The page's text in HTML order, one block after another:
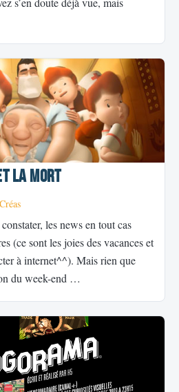
la mort
les news en tout cas
(ce sont les joies des vacances et
à internet^^). Mais rien que
du week-end …